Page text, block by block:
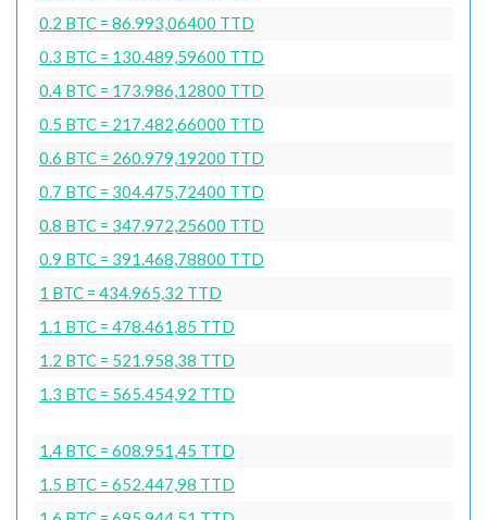
0.2 BTC = 86.993,06400 TTD
0.3 BTC = 130.489,59600 TTD
0.4 BTC = 173.986,12800 TTD
0.5 BTC = 217.482,66000 TTD
0.6 BTC = 260.979,19200 TTD
0.7 BTC = 304.475,72400 TTD
0.8 BTC = 347.972,25600 TTD
0.9 BTC = 391.468,78800 TTD
1 BTC = 434.965,32 TTD
1.1 BTC = 478.461,85 TTD
1.2 BTC = 521.958,38 TTD
1.3 BTC = 565.454,92 TTD
1.4 BTC = 608.951,45 TTD
1.5 BTC = 652.447,98 TTD